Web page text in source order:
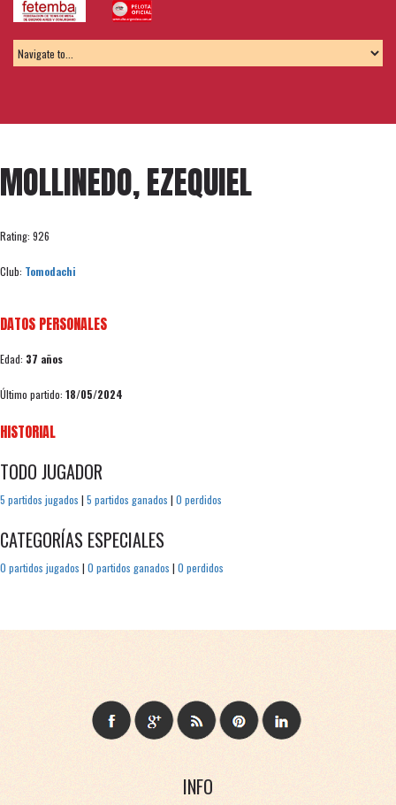
MOLLINEDO, EZEQUIEL
Rating: 926
Club: Tomodachi
DATOS PERSONALES
Edad: 37 años
Último partido: 18/05/2024
HISTORIAL
TODO JUGADOR
5 partidos jugados | 5 partidos ganados | 0 perdidos
CATEGORÍAS ESPECIALES
0 partidos jugados | 0 partidos ganados | 0 perdidos
INFO